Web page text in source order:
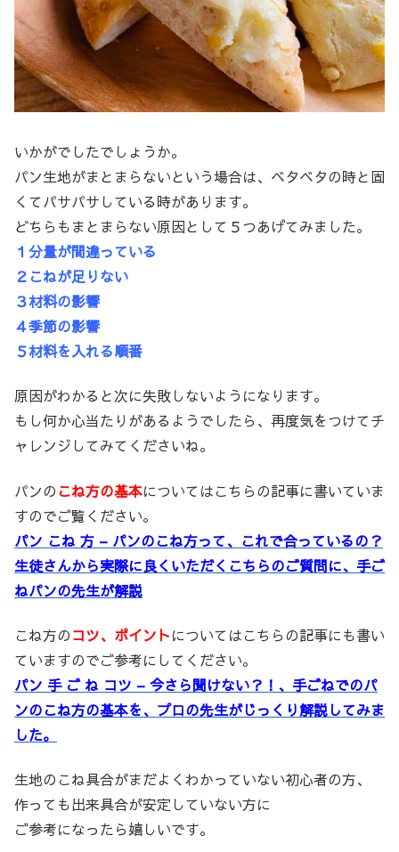
いかがでしたでしょうか。
パン生地がまとまらないという場合は、ベタベタの時と固
くてパサパサしている時があります。
どちらもまとまらない原因として５つあげてみました。
１分量が間違っている
２こねが足りない
３材料の影響
４季節の影響
５材料を入れる順番
原因がわかると次に失敗しないようになります。
もし何か心当たりがあるようでしたら、再度気をつけてチ
ャレンジしてみてくださいね。
パンのこね方の基本についてはこちらの記事に書いていま
すのでご覧ください。
パン こね 方 – パンのこね方って、これで合っているの？
生徒さんから実際に良くいただくこちらのご質問に、手ご
ねパンの先生が解説
こね方のコツ、ポイントについてはこちらの記事にも書い
ていますのでご参考にしてください。
パン 手 ご ね コツ – 今さら聞けない？！、手ごねでのパ
ンのこね方の基本を、プロの先生がじっくり解説してみま
した。
生地のこね具合がまだよくわかっていない初心者の方、
作っても出来具合が安定していない方に
ご参考になったら嬉しいです。